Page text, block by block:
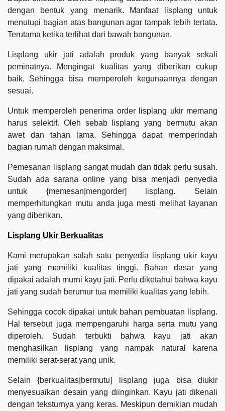
dengan bentuk yang menarik. Manfaat lisplang untuk
menutupi bagian atas bangunan agar tampak lebih tertata.
Terutama ketika terlihat dari bawah bangunan.
Lisplang ukir jati adalah produk yang banyak sekali
peminatnya. Mengingat kualitas yang diberikan cukup
baik. Sehingga bisa memperoleh kegunaannya dengan
sesuai.
Untuk memperoleh penerima order lisplang ukir memang
harus selektif. Oleh sebab lisplang yang bermutu akan
awet dan tahan lama. Sehingga dapat memperindah
bagian rumah dengan maksimal.
Pemesanan lisplang sangat mudah dan tidak perlu susah.
Sudah ada sarana online yang bisa menjadi penyedia
untuk {memesan|mengorder] lisplang. Selain
memperhitungkan mutu anda juga mesti melihat layanan
yang diberikan.
Lisplang Ukir Berkualitas
Kami merupakan salah satu penyedia lisplang ukir kayu
jati yang memiliki kualitas tinggi. Bahan dasar yang
dipakai adalah murni kayu jati. Perlu diketahui bahwa kayu
jati yang sudah berumur tua memiliki kualitas yang lebih.
Sehingga cocok dipakai untuk bahan pembuatan lisplang.
Hal tersebut juga mempengaruhi harga serta mutu yang
diperoleh. Sudah terbukti bahwa kayu jati akan
menghasilkan lisplang yang nampak natural karena
memiliki serat-serat yang unik.
Selain {berkualitas|bermutu] lisplang juga bisa diukir
menyesuaikan desain yang diinginkan. Kayu jati dikenali
dengan teksturnya yang keras. Meskipun demikian mudah